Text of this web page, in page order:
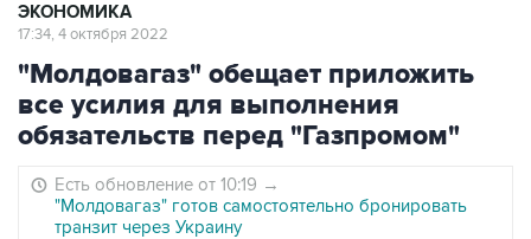
ЭКОНОМИКА
17:34, 4 октября 2022
"Молдовагаз" обещает приложить
все усилия для выполнения
обязательств перед "Газпромом"
Есть обновление от 10:19 →
"Молдовагаз" готов самостоятельно бронировать
транзит через Украину